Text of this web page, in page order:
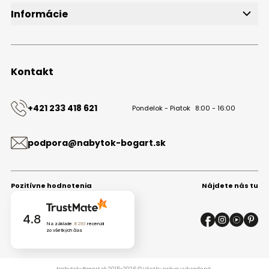
Informácie
Obchodné podmienky
Kontakt
Kontakt
+421 233 418 621 Pondelok - Piatok 8:00 - 16:00
podpora@nabytok-bogart.sk
Pozitívne hodnotenia
4.8 Na základe 8293 recenzií
zo všetkých čias
Nájdete nás tu